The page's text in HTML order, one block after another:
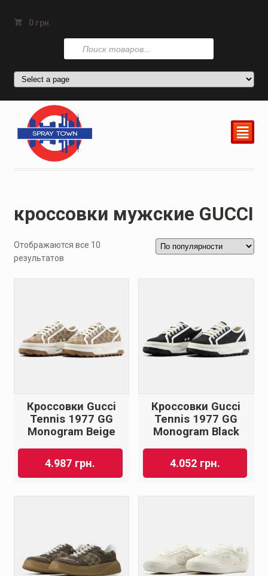
0 грн.
Поиск
товаров
²
кроссовки мужские GUCCI
Отображаются все 10
результатов
Кроссовки Gucci
Tennis 1977 GG
Monogram Beige
4.987 грн.
Кроссовки Gucci
Tennis 1977 GG
Monogram Black
4.052 грн.